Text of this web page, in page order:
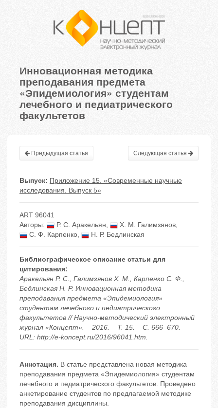
Инновационная методика
преподавания предмета
«Эпидемиология» студентам
лечебного и педиатрического
факультетов
Предыдущая статья Следующая статья
Выпуск: Приложение 15. «Современные научные
исследования. Выпуск 5»
ART 96041
Авторы:
Р. С. Аракельян, Х. М. Галимзянов,
С. Ф. Карпенко, Н. Р. Бедлинская
Библиографическое описание статьи для
цитирования:
Аракельян Р. С., Галимзянов Х. М., Карпенко С. Ф.,
Бедлинская Н. Р. Инновационная методика
преподавания предмета «Эпидемиология»
студентам лечебного и педиатрического
факультетов // Научно-методический электронный
журнал «Концепт». – 2016. – Т. 15. – С. 666–670. –
URL: http://e-koncept.ru/2016/96041.htm.
Аннотация. В статье представлена новая методика
преподавания предмета «Эпидемиология» студентам
лечебного и педиатрического факультетов. Проведено
анкетирование студентов по предлагаемой методике
преподавания дисциплины.